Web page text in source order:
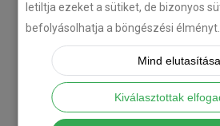
letiltja ezeket a sütiket, de bizonyos
befolyásolhatja a böngészési élményt.
Mind elutasítása
Kiválasztottak